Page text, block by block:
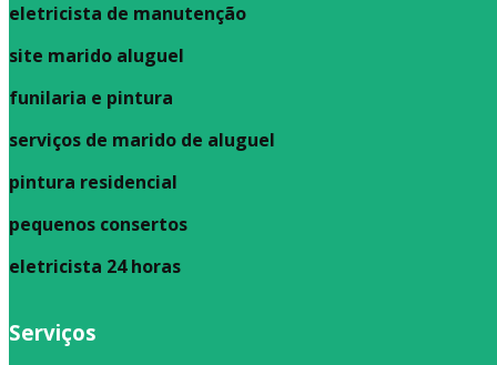
eletricista de manutenção
site marido aluguel
funilaria e pintura
serviços de marido de aluguel
pintura residencial
pequenos consertos
eletricista 24 horas
Serviços